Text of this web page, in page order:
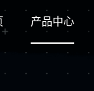
产品中心